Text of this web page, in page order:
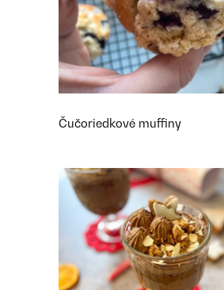
Čučoriedkové muffiny